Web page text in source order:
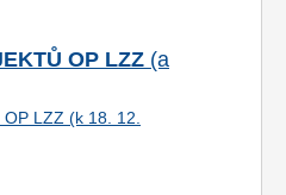
OP LZZ (a
LZZ (k 18. 12.